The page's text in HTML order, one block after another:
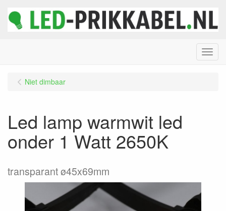
Menu
Niet dimbaar
Led lamp warmwit led
onder 1 Watt 2650K
transparant ø45x69mm